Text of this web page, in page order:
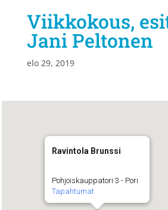
Viikkokous,
Jani Peltonen
elo 29, 2019
Ravintola Brunssi
Pohjoiskauppatori 3 - Pori
Tapahtumat